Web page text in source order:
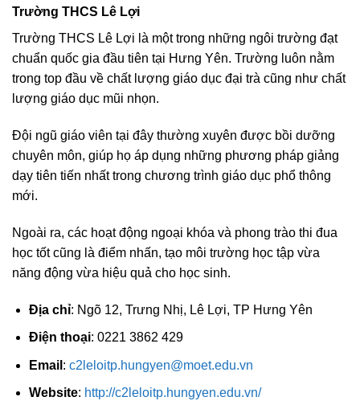
Trường THCS Lê Lợi
Trường THCS Lê Lợi là một trong những ngôi trường đạt
chuẩn quốc gia đầu tiên tại Hưng Yên. Trường luôn nằm
trong top đầu về chất lượng giáo dục đại trà cũng như chất
lượng giáo dục mũi nhọn.
Đội ngũ giáo viên tại đây thường xuyên được bồi dưỡng
chuyên môn, giúp họ áp dụng những phương pháp giảng
dạy tiên tiến nhất trong chương trình giáo dục phổ thông
mới.
Ngoài ra, các hoạt động ngoại khóa và phong trào thi đua
học tốt cũng là điểm nhấn, tạo môi trường học tập vừa
năng động vừa hiệu quả cho học sinh.
Địa chỉ: Ngõ 12, Trưng Nhị, Lê Lợi, TP Hưng Yên
Điện thoại: 0221 3862 429
Email : c2leloitp.hungyen@moet.edu.vn
Website: http://c2leloitp.hungyen.edu.vn/